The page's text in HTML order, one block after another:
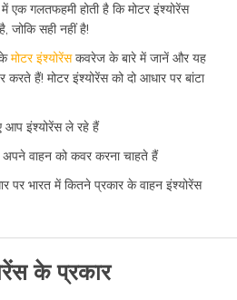
गलतफहमी होती है कि मोटर इंश्योरेंस
जोकि सही नहीं है!
मोटर इंश्योरेंसकवरेज के बारे में जानें और यह
हैं! मोटर इंश्योरेंस को दो आधार पर बांटा
आप इंश्योरेंस ले रहे हैं
वाहन को कवर करना चाहते हैं
भारत में कितने प्रकार के वाहन इंश्योरेंस
के प्रकार